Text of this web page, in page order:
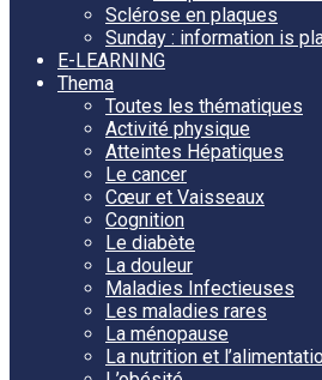
Sclérose en plaques
Sunday : information is
E-LEARNING
Thema
Toutes les thématiques
Activité physique
Atteintes Hépatiques
Le cancer
Cœur et Vaisseaux
Cognition
Le diabète
La douleur
Maladies Infectieuses
Les maladies rares
La ménopause
La nutrition et